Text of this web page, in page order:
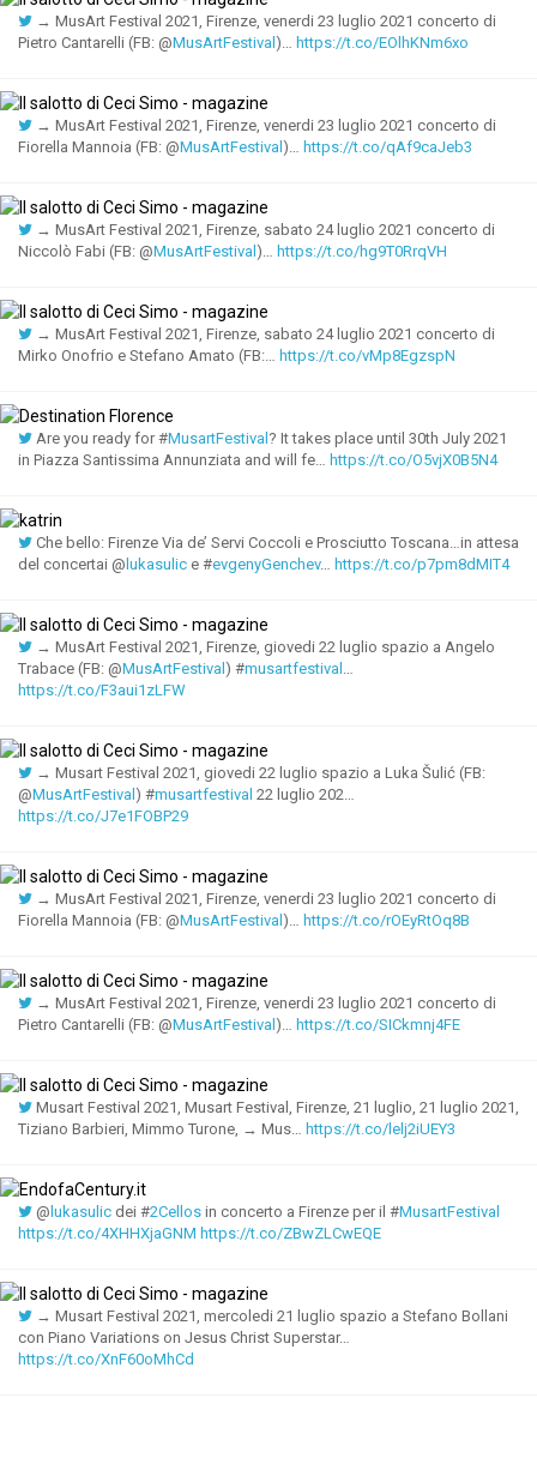
→ MusArt Festival 2021, Firenze, venerdi 23 luglio 2021 concerto di
Pietro Cantarelli (FB: @MusArtFestival )… https://t.co/EOlhKNm6xo
→ MusArt Festival 2021, Firenze, venerdi 23 luglio 2021 concerto di
Fiorella Mannoia (FB: @MusArtFestival )… https://t.co/qAf9caJeb3
→ MusArt Festival 2021, Firenze, sabato 24 luglio 2021 concerto di
Niccolò Fabi (FB: @MusArtFestival )… https://t.co/hg9T0RrqVH
→ MusArt Festival 2021, Firenze, sabato 24 luglio 2021 concerto di
Mirko Onofrio e Stefano Amato (FB:… https://t.co/vMp8EgzspN
Are you ready for #MusartFestival ? It takes place until 30th July 2021
in Piazza Santissima Annunziata and will fe… https://t.co/O5vjX0B5N4
Che bello: Firenze Via de’ Servi Coccoli e Prosciutto Toscana…in attesa
del concertai @ lukasulic e #evgenyGenchev… https://t.co/p7pm8dMIT4
→ MusArt Festival 2021, Firenze, giovedi 22 luglio spazio a Angelo
Trabace (FB: @MusArtFestival ) #musartfestival …
https://t.co/F3aui1zLFW
→ Musart Festival 2021, giovedi 22 luglio spazio a Luka Šulić (FB:
@MusArtFestival ) #musartfestival 22 luglio 202…
https://t.co/J7e1FOBP29
→ MusArt Festival 2021, Firenze, venerdi 23 luglio 2021 concerto di
Fiorella Mannoia (FB: @MusArtFestival )… https://t.co/rOEyRtOq8B
→ MusArt Festival 2021, Firenze, venerdi 23 luglio 2021 concerto di
Pietro Cantarelli (FB: @MusArtFestival )… https://t.co/SICkmnj4FE
Musart Festival 2021, Musart Festival, Firenze, 21 luglio, 21 luglio 2021,
Tiziano Barbieri, Mimmo Turone, → Mus… https://t.co/lelj2iUEY3
@ lukasulic dei #2Cellos in concerto a Firenze per il #MusartFestival
https://t.co/4XHHXjaGNM https://t.co/ZBwZLCwEQE
→ Musart Festival 2021, mercoledi 21 luglio spazio a Stefano Bollani
con Piano Variations on Jesus Christ Superstar…
https://t.co/XnF60oMhCd